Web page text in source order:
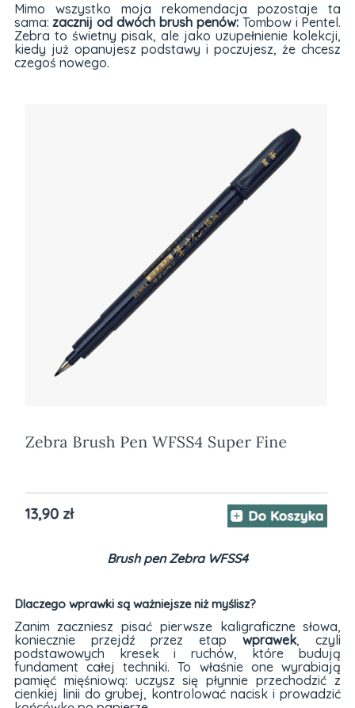
Mimo wszystko moja rekomendacja pozostaje ta
sama:zacznij od dwóch brush penów:Tombow i Pentel.
Zebra to świetny pisak, ale jako uzupełnienie kolekcji,
kiedy już opanujesz podstawy i poczujesz, że chcesz
czegoś nowego.
Brush pen Zebra WFSS4
Dlaczego wprawki są ważniejsze niż myślisz?
Zanim zaczniesz pisać pierwsze kaligraficzne słowa,
koniecznie przejdź przez etapwprawek, czyli
podstawowych kresek i ruchów, które budują
fundament całej techniki. To właśnie one wyrabiają
pamięć mięśniową: uczysz się płynnie przechodzić z
cienkiej linii do grubej, kontrolować nacisk i prowadzić